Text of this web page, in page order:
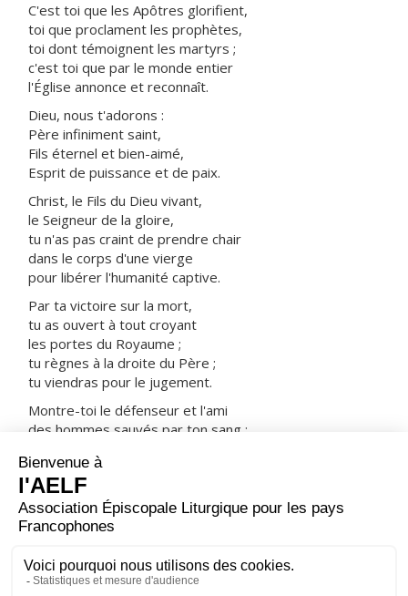
C'est toi que les Apôtres glorifient,
toi que proclament les prophètes,
toi dont témoignent les martyrs ;
c'est toi que par le monde entier
l'Église annonce et reconnaît.
Dieu, nous t'adorons :
Père infiniment saint,
Fils éternel et bien-aimé,
Esprit de puissance et de paix.
Christ, le Fils du Dieu vivant,
le Seigneur de la gloire,
tu n'as pas craint de prendre chair
dans le corps d'une vierge
pour libérer l'humanité captive.
Par ta victoire sur la mort,
tu as ouvert à tout croyant
les portes du Royaume ;
tu règnes à la droite du Père ;
tu viendras pour le jugement.
Montre-toi le défenseur et l'ami
des hommes sauvés par ton sang :
dans ta joie et dans ta lumière.
ORAISON
Dieu qui as relevé le monde par les abaissements de
tirés de l'esclavage du péché ; fais-leur connaître le
bonheur impérissable.